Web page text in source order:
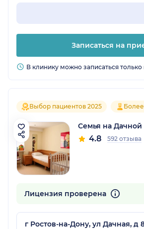
Записаться на
В клинику можно записаться
Выбор пациентов 2025 Более
Семья на Дачной
4.8 592 отзыва
Лицензия проверена
г Ростов-на-Дону, ул Дачная, д